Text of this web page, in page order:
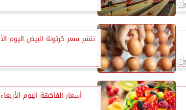
ننشر سعر كرتونة البيض اليوم
أسعار الفاكهة اليوم الأربعاء